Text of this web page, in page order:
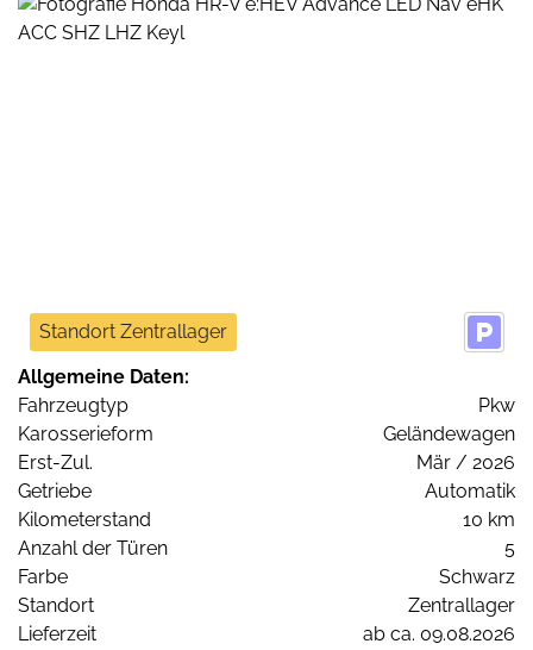
Standort Zentrallager
Allgemeine Daten:
Fahrzeugtyp
Pkw
Karosserieform
Geländewagen
Erst-Zul.
Mär / 2026
Getriebe
Automatik
Kilometerstand
10 km
Anzahl der Türen
5
Farbe
Schwarz
Standort
Zentrallager
Lieferzeit
ab ca. 09.08.2026